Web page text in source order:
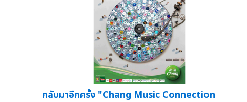
กลับมาอีกครั้ง "Chang Music Connection